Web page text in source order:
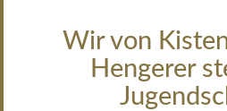
Wir von
Hengerer
halbtrocken
edelsüß